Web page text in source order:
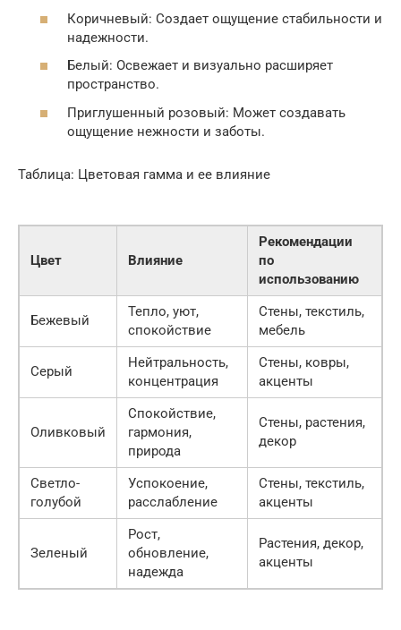
Коричневый: Создает ощущение стабильности и
надежности.
Белый: Освежает и визуально расширяет
пространство.
Приглушенный розовый: Может создавать
ощущение нежности и заботы.
Таблица: Цветовая гамма и ее влияние
Цвет Влияние
Рекомендации
по
использованию
Бежевый
Тепло, уют,
спокойствие
Стены, текстиль,
мебель
Серый
Нейтральность,
концентрация
Стены, ковры,
акценты
Оливковый
Спокойствие,
гармония,
природа
Стены, растения,
декор
Светло-
голубой
Успокоение,
расслабление
Стены, текстиль,
акценты
Зеленый
Рост,
обновление,
надежда
Растения, декор,
акценты